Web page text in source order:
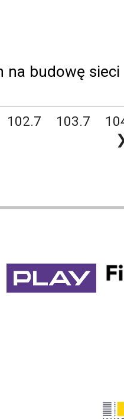
na budowę
102.7 103.7